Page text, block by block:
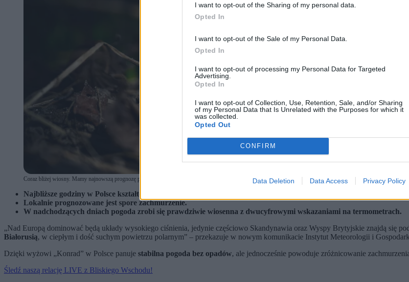
I want to opt-out of the Sharing of my personal data.
Opted In
I want to opt-out of the Sale of my Personal Data.
Opted In
I want to opt-out of processing my Personal Data for Targeted
Advertising.
Opted In
I want to opt-out of Collection, Use, Retention, Sale, and/or Sharing
of my Personal Data that Is Unrelated with the Purposes for which it
was collected.
Opted Out
CONFIRM
Data Deletion Data Access Privacy Policy
Coraz bliżej wiosny. Mamy najnowszą prognozę pogody. (fot. Adam Warżawa / PAP)
Najbliższe godziny w Polsce kształtować będzie wyż Konrad przynoszący ciepłą i słoneczną aurę.
Lokalnie prognozowane jest spore zachmurzenie.
W nadchodzących dniach pogoda zrobi się prawdziwie wiosenna z dwucyfrowymi wskazaniami na termometrach.
„Nad Europą dominować będą układy wysokiego ciśnienia, jedynie częściowo Skandynawia oraz Wyspy Brytyjskie znajdą się
Białorusią, w ciepłym i dość suchym powietrzu polarnym” – przekazuje w nowym komunikacie Instytut Meteorologii i
Dzięki wyżowi „Konrad” w Polsce panuje stabilna pogoda bez opadów, ale jednocześnie powoduje zróżnicowanie
Śledź naszą relację LIVE z Bliskiego Wschodu!